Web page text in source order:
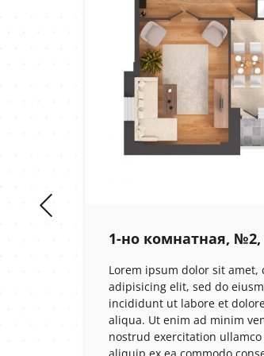
1-но комнатная, №2,
Lorem ipsum dolor sit amet,
adipisicing elit, sed do
incididunt ut labore et
aliqua. Ut enim ad minim
nostrud exercitation